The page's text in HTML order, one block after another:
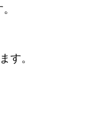
す。